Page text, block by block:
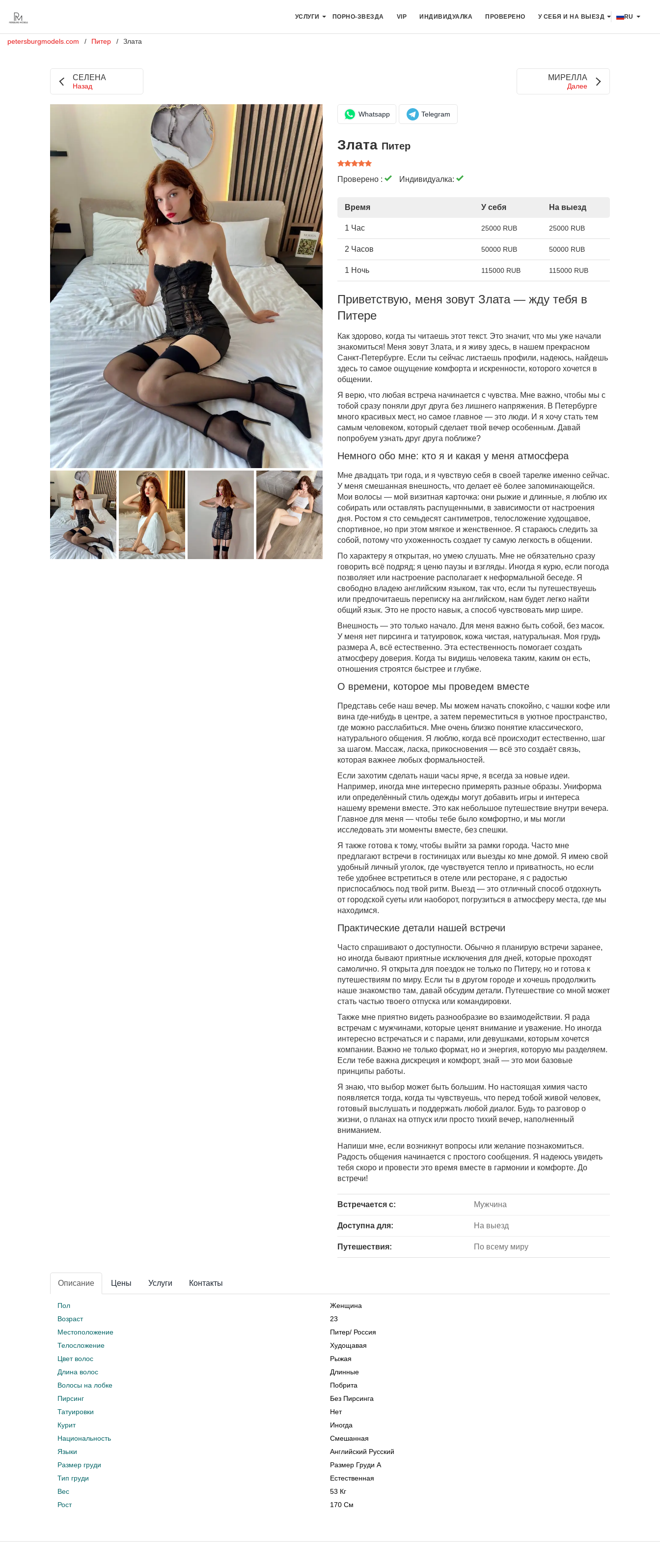
УСЛУГИ ПОРНО-ЗВЕЗДА VIP ИНДИВИДУАЛКА ПРОВЕРЕНО У СЕБЯ И НА ВЫЕЗД RU
petersburgmodels.com Питер Злата
СЕЛЕНА
Назад
МИРЕЛЛА
Далее
Whatsapp Telegram
Злата Питер
Проверено : Индивидуалка:
Время У себя На выезд
1 Час 25000 RUB 25000 RUB
2 Часов 50000 RUB 50000 RUB
1 Ночь 115000 RUB 115000 RUB
Приветствую, меня зовут Злата — жду тебя в
Питере
Как здорово, когда ты читаешь этот текст. Это значит, что мы уже начали
знакомиться! Меня зовут Злата, и я живу здесь, в нашем прекрасном
Санкт-Петербурге. Если ты сейчас листаешь профили, надеюсь, найдешь
здесь то самое ощущение комфорта и искренности, которого хочется в
общении.
Я верю, что любая встреча начинается с чувства. Мне важно, чтобы мы с
тобой сразу поняли друг друга без лишнего напряжения. В Петербурге
много красивых мест, но самое главное — это люди. И я хочу стать тем
самым человеком, который сделает твой вечер особенным. Давай
попробуем узнать друг друга поближе?
Немного обо мне: кто я и какая у меня атмосфера
Мне двадцать три года, и я чувствую себя в своей тарелке именно сейчас.
У меня смешанная внешность, что делает её более запоминающейся.
Мои волосы — мой визитная карточка: они рыжие и длинные, я люблю их
собирать или оставлять распущенными, в зависимости от настроения
дня. Ростом я сто семьдесят сантиметров, телосложение худощавое,
спортивное, но при этом мягкое и женственное. Я стараюсь следить за
собой, потому что ухоженность создает ту самую легкость в общении.
По характеру я открытая, но умею слушать. Мне не обязательно сразу
говорить всё подряд; я ценю паузы и взгляды. Иногда я курю, если погода
позволяет или настроение располагает к неформальной беседе. Я
свободно владею английским языком, так что, если ты путешествуешь
или предпочитаешь переписку на английском, нам будет легко найти
общий язык. Это не просто навык, а способ чувствовать мир шире.
Внешность — это только начало. Для меня важно быть собой, без масок.
У меня нет пирсинга и татуировок, кожа чистая, натуральная. Моя грудь
размера А, всё естественно. Эта естественность помогает создать
атмосферу доверия. Когда ты видишь человека таким, каким он есть,
отношения строятся быстрее и глубже.
О времени, которое мы проведем вместе
Представь себе наш вечер. Мы можем начать спокойно, с чашки кофе или
вина где-нибудь в центре, а затем переместиться в уютное пространство,
где можно расслабиться. Мне очень близко понятие классического,
натурального общения. Я люблю, когда всё происходит естественно, шаг
за шагом. Массаж, ласка, прикосновения — всё это создаёт связь,
которая важнее любых формальностей.
Если захотим сделать наши часы ярче, я всегда за новые идеи.
Например, иногда мне интересно примерять разные образы. Униформа
или определённый стиль одежды могут добавить игры и интереса
нашему времени вместе. Это как небольшое путешествие внутри вечера.
Главное для меня — чтобы тебе было комфортно, и мы могли
исследовать эти моменты вместе, без спешки.
Я также готова к тому, чтобы выйти за рамки города. Часто мне
предлагают встречи в гостиницах или выезды ко мне домой. Я имею свой
удобный личный уголок, где чувствуется тепло и приватность, но если
тебе удобнее встретиться в отеле или ресторане, я с радостью
приспосаблюсь под твой ритм. Выезд — это отличный способ отдохнуть
от городской суеты или наоборот, погрузиться в атмосферу места, где мы
находимся.
Практические детали нашей встречи
Часто спрашивают о доступности. Обычно я планирую встречи заранее,
но иногда бывают приятные исключения для дней, которые проходят
самолично. Я открыта для поездок не только по Питеру, но и готова к
путешествиям по миру. Если ты в другом городе и хочешь продолжить
наше знакомство там, давай обсудим детали. Путешествие со мной может
стать частью твоего отпуска или командировки.
Также мне приятно видеть разнообразие во взаимодействии. Я рада
встречам с мужчинами, которые ценят внимание и уважение. Но иногда
интересно встречаться и с парами, или девушками, которым хочется
компании. Важно не только формат, но и энергия, которую мы разделяем.
Если тебе важна дискреция и комфорт, знай — это мои базовые
принципы работы.
Я знаю, что выбор может быть большим. Но настоящая химия часто
появляется тогда, когда ты чувствуешь, что перед тобой живой человек,
готовый выслушать и поддержать любой диалог. Будь то разговор о
жизни, о планах на отпуск или просто тихий вечер, наполненный
вниманием.
Напиши мне, если возникнут вопросы или желание познакомиться.
Радость общения начинается с простого сообщения. Я надеюсь увидеть
тебя скоро и провести это время вместе в гармонии и комфорте. До
встречи!
Встречается с: Мужчина
Доступна для: На выезд
Путешествия: По всему миру
Описание Цены Услуги Контакты
Пол
Женщина
Возраст
23
Местоположение
Питер/ Россия
Телосложение
Худощавая
Цвет волос
Рыжая
Длина волос
Длинные
Волосы на лобке
Побрита
Пирсинг
Без Пирсинга
Татуировки
Нет
Курит
Иногда
Национальность
Смешанная
Языки
Английский Русский
Размер груди
Размер Груди A
Тип груди
Естественная
Вес
53 Кг
Рост
170 См